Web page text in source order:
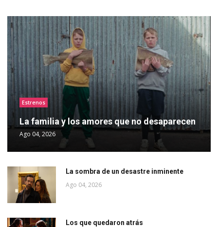
Estrenos
La familia y los amores que no desaparecen
Ago 04, 2026
La sombra de un desastre inminente
Ago 04, 2026
Los que quedaron atrás